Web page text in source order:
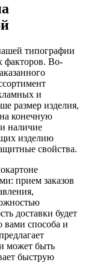
типографии
факторов. Во-
и
размер изделия,
конечную
наличие
изделию
свойства.
прием заказов
доставки будет
вами способа и
может быть
быструю